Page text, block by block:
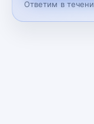
Ответим в